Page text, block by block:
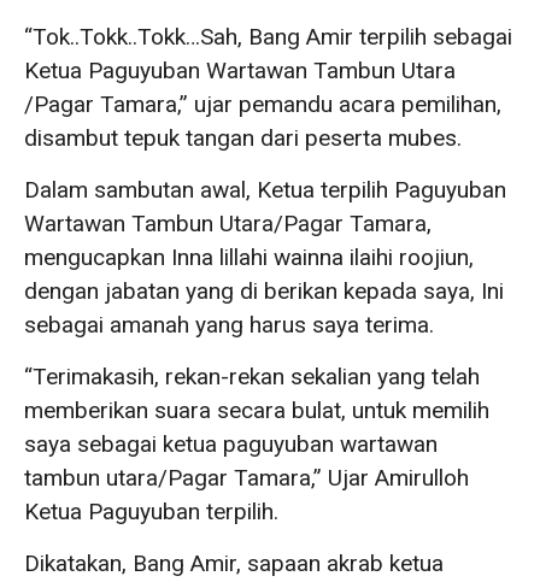
“Tok..Tokk..Tokk…Sah, Bang Amir terpilih sebagai
Ketua Paguyuban Wartawan Tambun Utara
/Pagar Tamara,” ujar pemandu acara pemilihan,
disambut tepuk tangan dari peserta mubes.
Dalam sambutan awal, Ketua terpilih Paguyuban
Wartawan Tambun Utara/Pagar Tamara,
mengucapkan Inna lillahi wainna ilaihi roojiun,
dengan jabatan yang di berikan kepada saya, Ini
sebagai amanah yang harus saya terima.
“Terimakasih, rekan-rekan sekalian yang telah
memberikan suara secara bulat, untuk memilih
saya sebagai ketua paguyuban wartawan
tambun utara/Pagar Tamara,” Ujar Amirulloh
Ketua Paguyuban terpilih.
Dikatakan, Bang Amir, sapaan akrab ketua